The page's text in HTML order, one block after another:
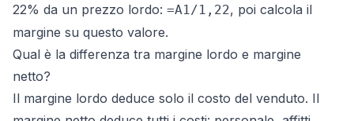
22% da un prezzo lordo: =A1/1,22, poi calcola il
margine su questo valore.
Qual è la differenza tra margine lordo e margine
netto?
Il margine lordo deduce solo il costo del venduto. Il